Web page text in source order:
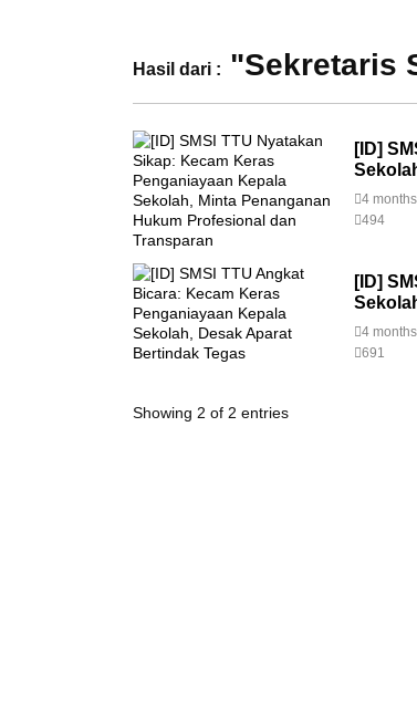
Hasil dari : "Sekretaris
[ID]
4
494
[ID]
4
691
Showing 2 of 2 entries